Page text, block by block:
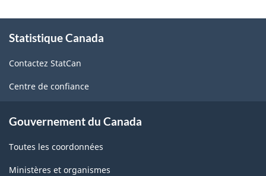
propos
ce
site
Statistique Canada
Contactez StatCan
Centre de confiance
Gouvernement du Canada
Toutes les coordonnées
Ministères et organismes